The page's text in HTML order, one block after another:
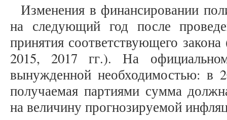
Изменения в финансировании
на следующий год после
принятия соответствующего
2015, 2017 гг.). На
вынужденной необходимостью: в
получаемая партиями сумма
на величину прогнозируемой